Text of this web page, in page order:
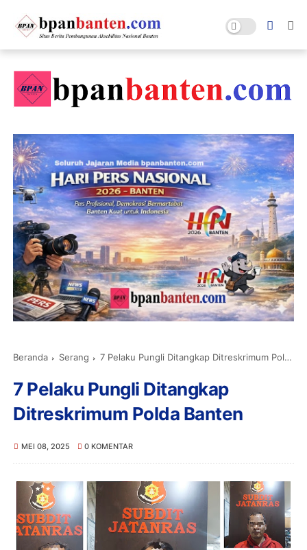
Beranda Serang 7 Pelaku Pungli Ditangkap Ditreskrimum Polda Banten
7 Pelaku Pungli Ditangkap
Ditreskrimum Polda Banten
MEI 08, 2025 0 KOMENTAR